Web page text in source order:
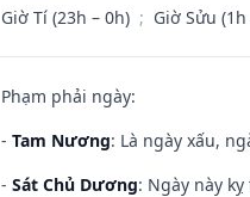
Giờ Tí (23h – 0h) ; Giờ Sửu
Phạm phải ngày:
- Tam Nương: Là ngày xấu,
- Sát Chủ Dương: Ngày này